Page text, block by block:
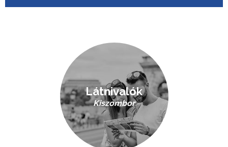
Látnivalók
Kiszombor